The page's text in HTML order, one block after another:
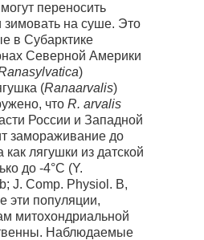
переносить
на суше. Это
в Субарктике
Северной Америки
)
(Ranaarvalis)
что R. arvalis
России и Западной
замораживание до
лягушки из датской
до -4°C (Y.
J. Comp. Physiol. B,
эти популяции,
митохондриальной
Наблюдаемые